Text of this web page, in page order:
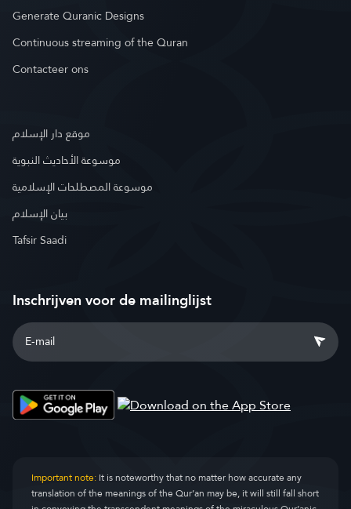
Generate Quranic Designs
Continuous streaming of the Quran
Contacteer ons
موقع دار الإسلام
موسوعة الأحاديث النبوية
موسوعة المصطلحات الإسلامية
بيان الإسلام
Tafsir Saadi
Inschrijven voor de mailinglijst
Important note:It is noteworthy that no matter how accurate any
translation of the meanings of the Qur’an may be, it will still fall short